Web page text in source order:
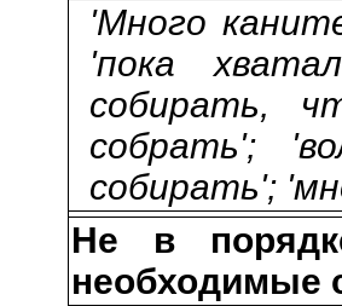
'Много
'пока
собирать,
собрать';
собирать';
Не в
необходимые